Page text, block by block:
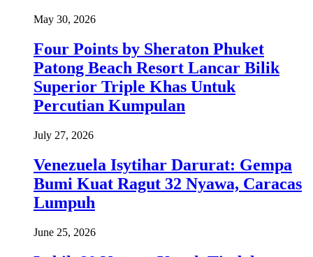
May 30, 2026
Four Points by Sheraton Phuket
Patong Beach Resort Lancar Bilik
Superior Triple Khas Untuk
Percutian Kumpulan
July 27, 2026
Venezuela Isytihar Darurat: Gempa
Bumi Kuat Ragut 32 Nyawa, Caracas
Lumpuh
June 25, 2026